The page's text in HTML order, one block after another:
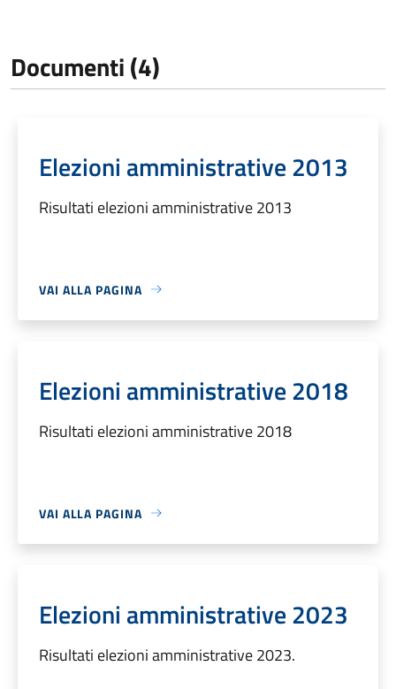
Documenti (4)
Elezioni amministrative 2013
Risultati elezioni amministrative 2013
VAI ALLA PAGINA
Elezioni amministrative 2018
Risultati elezioni amministrative 2018
VAI ALLA PAGINA
Elezioni amministrative 2023
Risultati elezioni amministrative 2023.